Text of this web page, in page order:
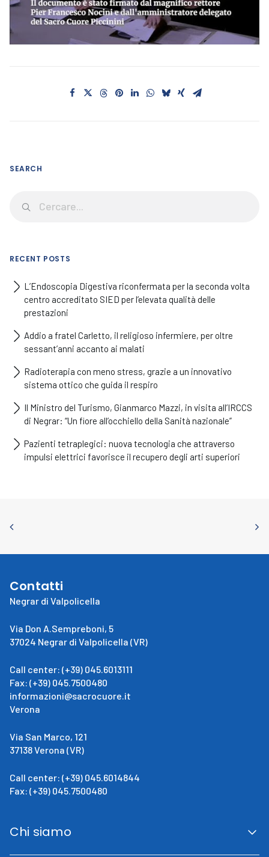
SEARCH
RECENT POSTS
L’Endoscopia Digestiva riconfermata per la seconda volta
centro accreditato SIED per l’elevata qualità delle
prestazioni
Addio a fratel Carletto, il religioso infermiere, per oltre
sessant’anni accanto ai malati
Radioterapia con meno stress, grazie a un innovativo
sistema ottico che guida il respiro
Il Ministro del Turismo, Gianmarco Mazzi, in visita all’IRCCS
di Negrar: “Un fiore all’occhiello della Sanità nazionale”
Pazienti tetraplegici: nuova tecnologia che attraverso
impulsi elettrici favorisce il recupero degli arti superiori
Contatti
Negrar di Valpolicella
Via Don A.Sempreboni, 5
37024 Negrar di Valpolicella (VR)
Call center: (+39) 045.6013111
Fax: (+39) 045.7500480
informazioni@sacrocuore.it
Verona
Via San Marco, 121
37138 Verona (VR)
Call center: (+39) 045.6014844
Fax: (+39) 045.7500480
Chi siamo